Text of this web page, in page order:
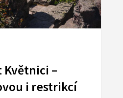
–
i restrikcí